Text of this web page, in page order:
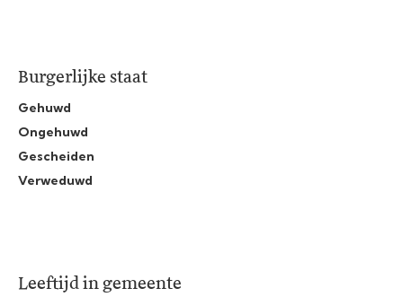
Burgerlijke staat
Gehuwd
Ongehuwd
Gescheiden
Verweduwd
Leeftijd in gemeente